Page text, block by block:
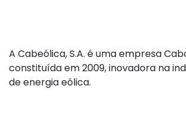
A Cabeólica, S.A. é uma empresa
constituída em 2009, inovadora na
de energia eólica.